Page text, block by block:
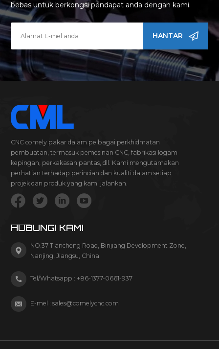
bebas untuk berkongsi pendapat anda dengan kami.
HANTAR
CNC comely pakar dalam pelbagai perkhidmatan
pembuatan, termasuk pemesinan CNC, fabrikasi logam
kepingan, perkakasan pantas, dll. Kami mengutamakan
perhatian terhadap perincian dan kualiti dalam setiap
projek dan produk yang kami jalankan.
HUBUNGI KAMI
NO.37 Tiancheng Road, Binjiang Development Zone,
Nanjing, Jiangsu, China
Tel/Whatsapp : +86-1377-0661-937
E-mel :sales@comelycnc.com